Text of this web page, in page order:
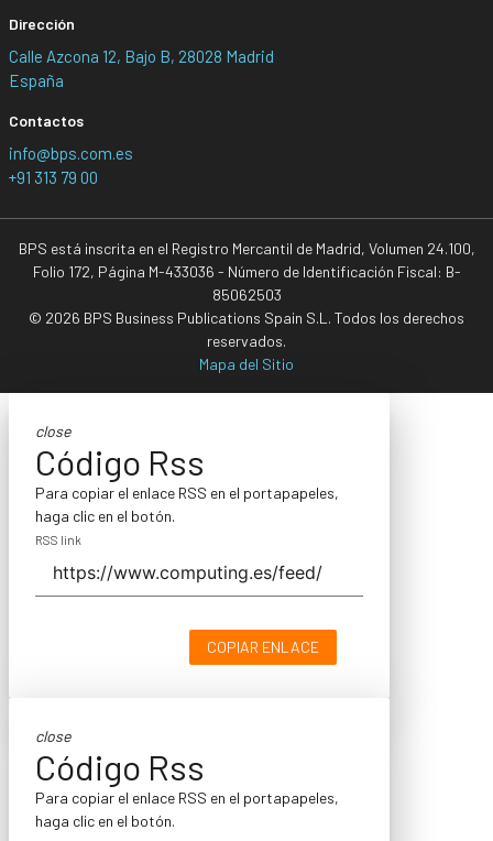
Dirección
Calle Azcona 12, Bajo B, 28028 Madrid
España
Contactos
info@bps.com.es
+91 313 79 00
BPS está inscrita en el Registro Mercantil de Madrid, Volumen 24.100,
Folio 172, Página M-433036 - Número de Identificación Fiscal: B-
85062503
© 2026 BPS Business Publications Spain S.L. Todos los derechos
reservados.
Mapa del Sitio
close
Código Rss
Para copiar el enlace RSS en el portapapeles,
haga clic en el botón.
RSS link
COPIAR ENLACE
close
Código Rss
Para copiar el enlace RSS en el portapapeles,
haga clic en el botón.